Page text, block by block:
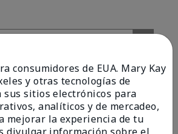
13 clientes
consumidores de EUA. Mary Kay
y otras tecnologías de
sus sitios electrónicos para
analíticos y de mercadeo,
mejorar la experiencia de tu